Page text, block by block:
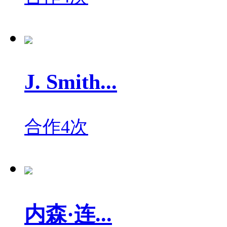
J. Smith...
合作4次
内森·连...